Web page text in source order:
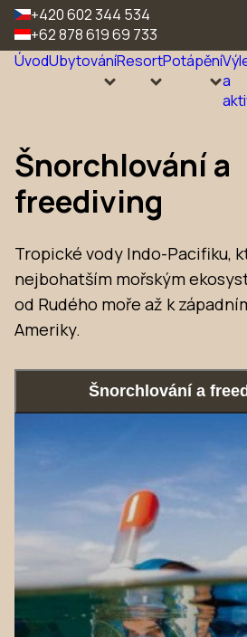
+420 602 344 534
+62 878 619 69 733
ÚvodUbytováníResortPotápění
a
Šnorchlování a
freediving
Tropické vody Indo-Pacifiku,
nejbohatším mořským
od Rudého moře až k
Ameriky.
Šnorchlování a